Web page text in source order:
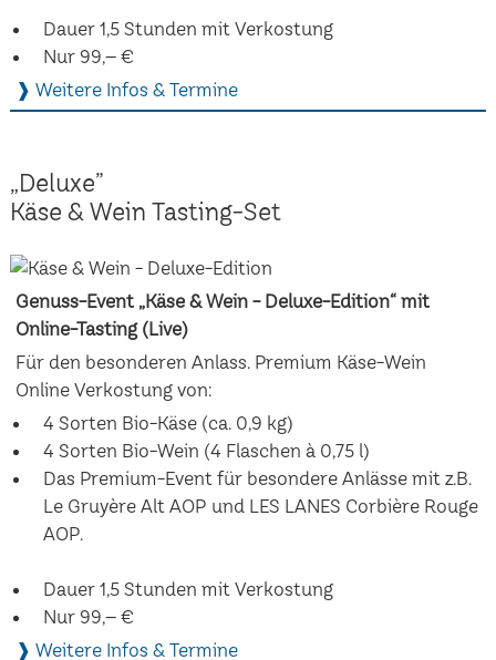
Dauer 1,5 Stunden mit Verkostung
Nur 99,– €
❱ Weitere Infos & Termine
„Deluxe”
Käse & Wein Tasting-Set
Genuss-Event „Käse & Wein - Deluxe-Edition“ mit
Online-Tasting (Live)
Für den besonderen Anlass. Premium Käse-Wein
Online Verkostung von:
4 Sorten Bio-Käse (ca. 0,9 kg)
4 Sorten Bio-Wein (4 Flaschen à 0,75 l)
Das Premium-Event für besondere Anlässe mit z.B.
Le Gruyère Alt AOP und LES LANES Corbière Rouge
AOP.
Dauer 1,5 Stunden mit Verkostung
Nur 99,– €
❱ Weitere Infos & Termine